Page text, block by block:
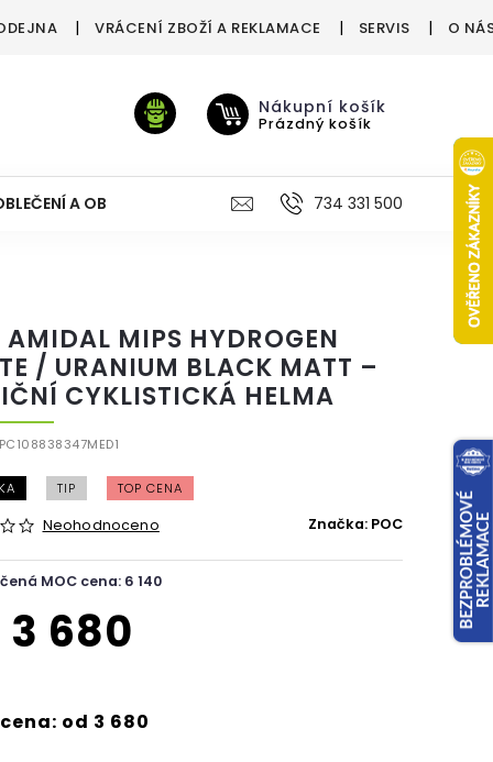
VRÁCENÍ ZBOŽÍ A REKLAMACE SERVIS O
Nákupní košík
Prázdný košík
A OBUV VÝŽIVA VÝPRODEJ %
734 331 500
AMIDAL MIPS HYDROGEN
/ URANIUM BLACK MATT –
CYKLISTICKÁ HELMA
TIP TOP CENA
Neohodnoceno Značka: POC
MOC cena: 6 140
3 680
od 3 680